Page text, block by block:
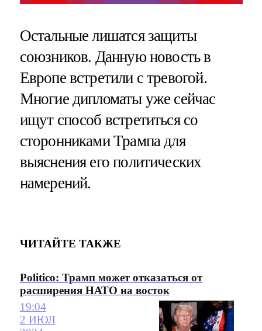
Остальные лишатся защиты
союзников. Данную новость в
Европе встретили с тревогой.
Многие дипломаты уже сейчас
ищут способ встретиться со
сторонниками Трампа для
выяснения его политических
намерений.
ЧИТАЙТЕ ТАКЖЕ
Politico: Трамп может отказаться от
расширения НАТО на восток
19:04
2 ИЮЛ